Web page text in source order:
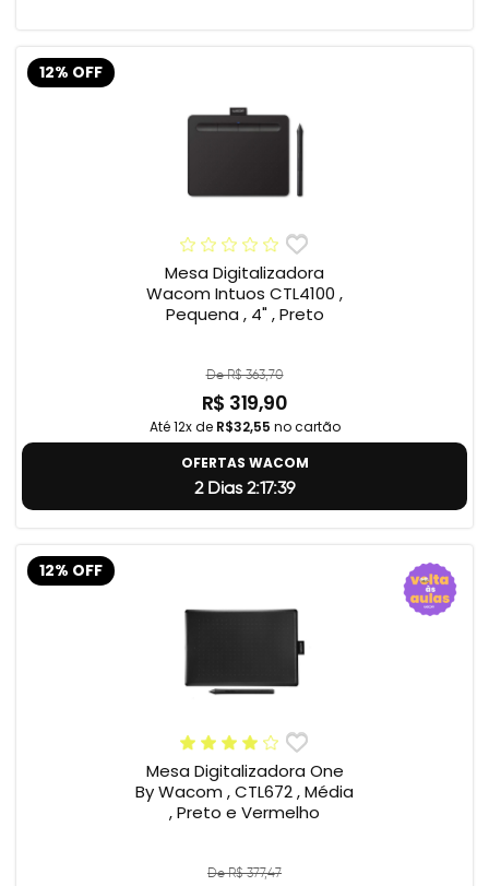
12% OFF
Mesa Digitalizadora
Wacom Intuos CTL4100 ,
Pequena , 4" , Preto
De R$ 363,70
R$ 319,90
Até 12x de R$32,55 no cartão
OFERTAS WACOM
2 Dias 2:17:38
12% OFF
Mesa Digitalizadora One
By Wacom , CTL672 , Média
, Preto e Vermelho
De R$ 377,47